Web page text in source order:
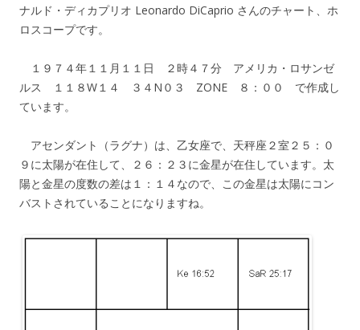
ナルド・ディカプリオ Leonardo DiCaprio さんのチャート、ホ
ロスコープです。
１９７４年１１月１１日 ２時４７分 アメリカ・ロサンゼ
ルス １１８W１４ ３４N０３ ZONE ８：００ で作成し
ています。
アセンダント（ラグナ）は、乙女座で、天秤座２室２５：０
９に太陽が在住して、２６：２３に金星が在住しています。太
陽と金星の度数の差は１：１４なので、この金星は太陽にコン
バストされていることになりますね。